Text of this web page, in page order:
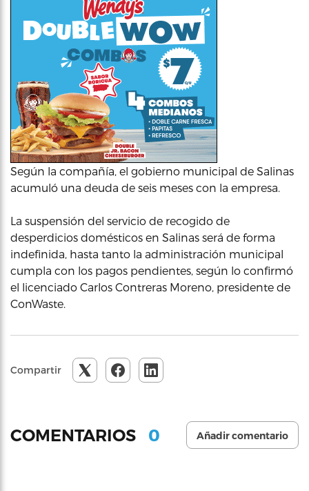
Según la compañía, el gobierno municipal de Salinas
acumuló una deuda de seis meses con la empresa.
La suspensión del servicio de recogido de
desperdicios domésticos en Salinas será de forma
indefinida, hasta tanto la administración municipal
cumpla con los pagos pendientes, según lo confirmó
el licenciado Carlos Contreras Moreno, presidente de
ConWaste.
Compartir
COMENTARIOS 0 Añadir comentario